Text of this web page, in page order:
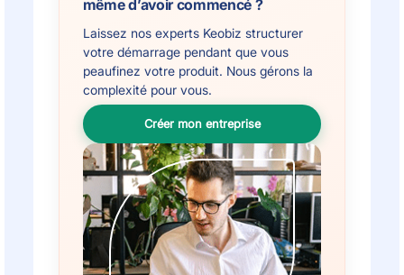
même d’avoir commencé ?
Laissez nos experts Keobiz structurer
votre démarrage pendant que vous
peaufinez votre produit. Nous gérons la
complexité pour vous.
Créer mon entreprise